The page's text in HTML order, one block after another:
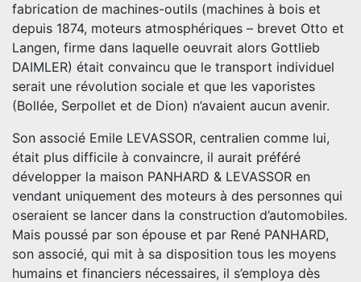
fabrication de machines-outils (machines à bois et
depuis 1874, moteurs atmosphériques – brevet Otto et
Langen, firme dans laquelle oeuvrait alors Gottlieb
DAIMLER) était convaincu que le transport individuel
serait une révolution sociale et que les vaporistes
(Bollée, Serpollet et de Dion) n’avaient aucun avenir.
Son associé Emile LEVASSOR, centralien comme lui,
était plus difficile à convaincre, il aurait préféré
développer la maison PANHARD & LEVASSOR en
vendant uniquement des moteurs à des personnes qui
oseraient se lancer dans la construction d’automobiles.
Mais poussé par son épouse et par René PANHARD,
son associé, qui mit à sa disposition tous les moyens
humains et financiers nécessaires, il s’employa dès